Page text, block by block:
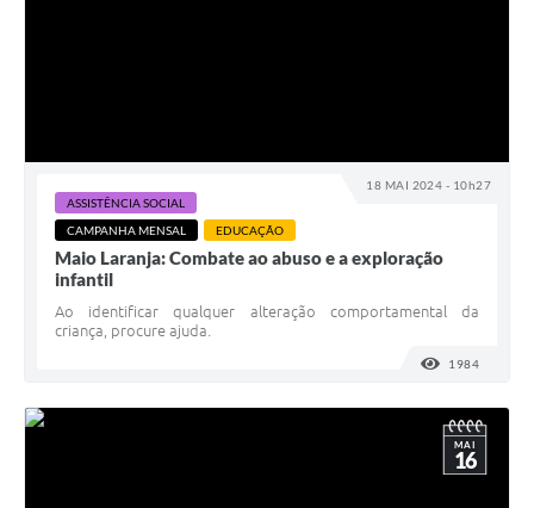
18 MAI 2024 - 10h27
ASSISTÊNCIA SOCIAL
CAMPANHA MENSAL
EDUCAÇÃO
Maio Laranja: Combate ao abuso e a exploração
infantil
Ao identificar qualquer alteração comportamental da
criança, procure ajuda.
1984
MAI
16